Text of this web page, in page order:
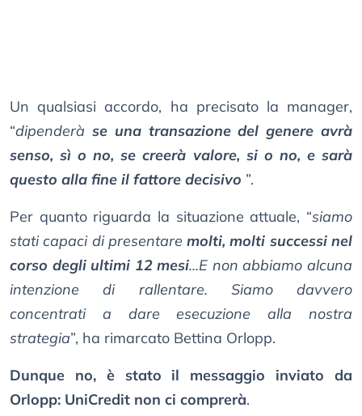
Un qualsiasi accordo, ha precisato la manager,
“dipenderà se una transazione del genere avrà
senso, sì o no, se creerà valore, si o no, e sarà
questo alla fine il fattore decisivo ”.
Per quanto riguarda la situazione attuale, “siamo
stati capaci di presentaremolti, molti successi nel
corso degli ultimi 12 mesi...E non abbiamo alcuna
intenzione di rallentare. Siamo davvero
concentrati a dare esecuzione alla nostra
strategia”, ha rimarcato Bettina Orlopp.
Dunque no, è stato il messaggio inviato da
Orlopp: UniCredit non ci comprerà.